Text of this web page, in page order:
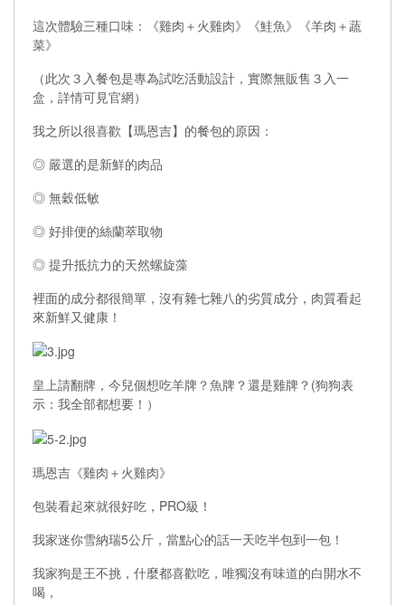
這次體驗三種口味：《雞肉＋火雞肉》《鮭魚》《羊肉＋蔬
菜》
（此次３入餐包是專為試吃活動設計，實際無販售３入一
盒，詳情可見官網）
我之所以很喜歡【瑪恩吉】的餐包的原因：
◎ 嚴選的是新鮮的肉品
◎ 無穀低敏
◎ 好排便的絲蘭萃取物
◎ 提升抵抗力的天然螺旋藻
裡面的成分都很簡單，沒有雜七雜八的劣質成分，肉質看起
來新鮮又健康！
皇上請翻牌，今兒個想吃羊牌？魚牌？還是雞牌？(狗狗表
示：我全部都想要！）
瑪恩吉《雞肉＋火雞肉》
包裝看起來就很好吃，PRO級！
我家迷你雪納瑞5公斤，當點心的話一天吃半包到一包！
我家狗是王不挑，什麼都喜歡吃，唯獨沒有味道的白開水不
喝，